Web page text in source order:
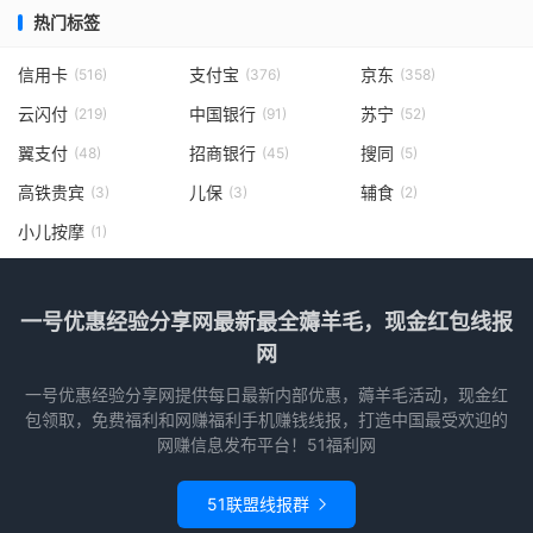
热门标签
信用卡 (516) 支付宝 (376) 京东 (358)
云闪付 (219) 中国银行 (91) 苏宁 (52)
翼支付 (48) 招商银行 (45) 搜同 (5)
高铁贵宾 (3) 儿保 (3) 辅食 (2)
小儿按摩 (1)
一号优惠经验分享网最新最全薅羊毛，现金红包线报
网
一号优惠经验分享网提供每日最新内部优惠，薅羊毛活动，现金红
包领取，免费福利和网赚福利手机赚钱线报，打造中国最受欢迎的
网赚信息发布平台！51福利网
51联盟线报群 